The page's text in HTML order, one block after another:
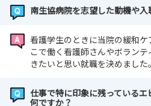
南生協病院を志望した動機や
看護学生のときに当院の緩和
こで働く看護師さんやボラン
きたいと思い就職を決めました。
仕事で特に印象に残っている
何ですか？